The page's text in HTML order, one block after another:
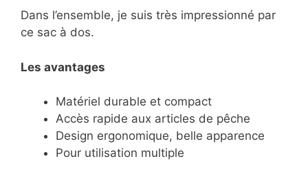
Dans l’ensemble, je suis très impressionné par
ce sac à dos.
Les avantages
Matériel durable et compact
Accès rapide aux articles de pêche
Design ergonomique, belle apparence
Pour utilisation multiple